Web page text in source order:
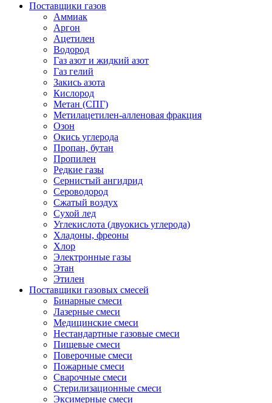
Поставщики газов
Аммиак
Аргон
Ацетилен
Водород
Газ азот и жидкий азот
Газ гелий
Закись азота
Кислород
Метан (СПГ)
Метилацетилен-алленовая фракция
Озон
Окись углерода
Пропан, бутан
Пропилен
Редкие газы
Сернистый ангидрид
Сероводород
Сжатый воздух
Сухой лед
Углекислота (двуокись углерода)
Хладоны, фреоны
Хлор
Электронные газы
Этан
Этилен
Поставщики газовых смесей
Бинарные смеси
Лазерные смеси
Медицинские смеси
Нестандартные газовые смеси
Пищевые смеси
Поверочные смеси
Пожарные смеси
Сварочные смеси
Стерилизационные смеси
Эксимерные смеси